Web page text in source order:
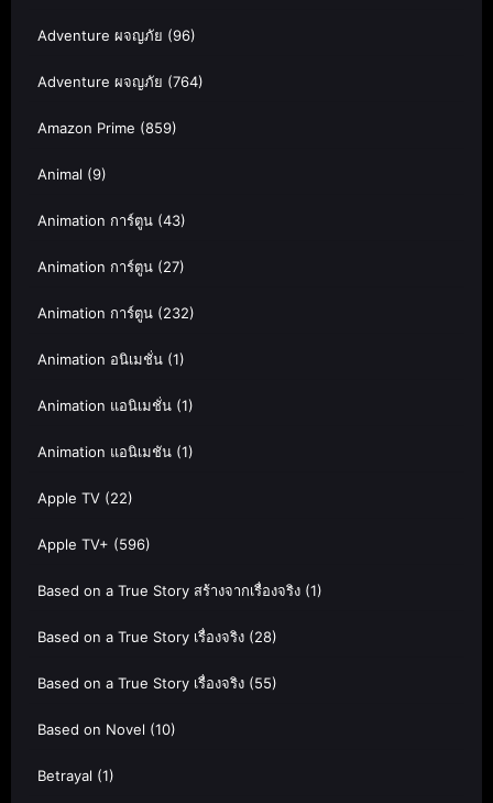
Adventure ผจญภัย (96)
Adventure ผจญภัย (764)
Amazon Prime (859)
Animal (9)
Animation การ์ตูน (43)
Animation การ์ตูน (27)
Animation การ์ตูน (232)
Animation อนิเมชั่น (1)
Animation แอนิเมชั่น (1)
Animation แอนิเมชัน (1)
Apple TV (22)
Apple TV+ (596)
Based on a True Story สร้างจากเรื่องจริง (1)
Based on a True Story เรื่องจริง (28)
Based on a True Story เรื่องจริง (55)
Based on Novel (10)
Betrayal (1)